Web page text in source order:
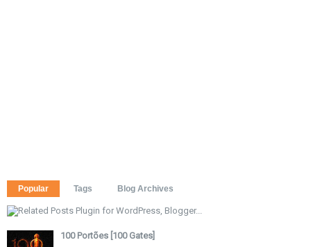
Popular Tags Blog Archives
100 Portões [100 Gates]